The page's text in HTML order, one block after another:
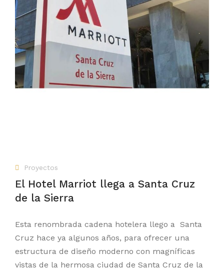
Proyectos
El Hotel Marriot llega a Santa Cruz
de la Sierra
Esta renombrada cadena hotelera llego a Santa
Cruz hace ya algunos años, para ofrecer una
estructura de diseño moderno con magníficas
vistas de la hermosa ciudad de Santa Cruz de la